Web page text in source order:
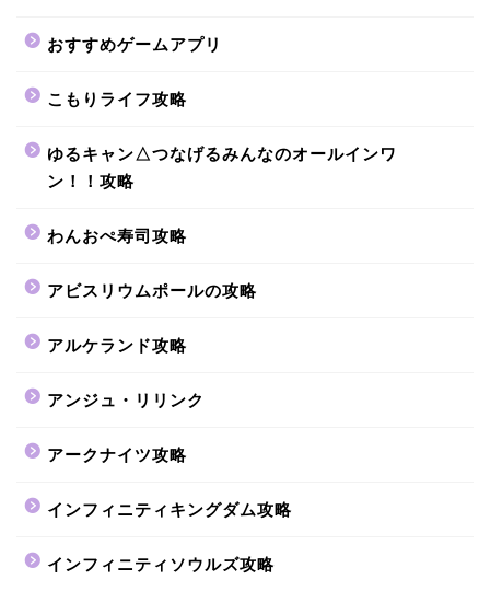
おすすめゲームアプリ
こもりライフ攻略
ゆるキャン△つなげるみんなのオールインワ
ン！！攻略
わんおぺ寿司攻略
アビスリウムポールの攻略
アルケランド攻略
アンジュ・リリンク
アークナイツ攻略
インフィニティキングダム攻略
インフィニティソウルズ攻略